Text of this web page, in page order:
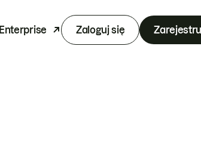
Enterprise Zaloguj się